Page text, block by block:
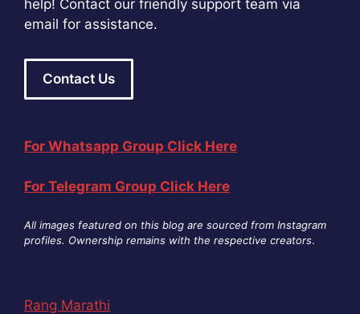
help! Contact our friendly support team via
email for assistance.
Contact Us
For Whatsapp Group Click Here
For Telegram Group Click Here
All images featured on this blog are sourced from Instagram
profiles. Ownership remains with the respective creators.
Rang Marathi